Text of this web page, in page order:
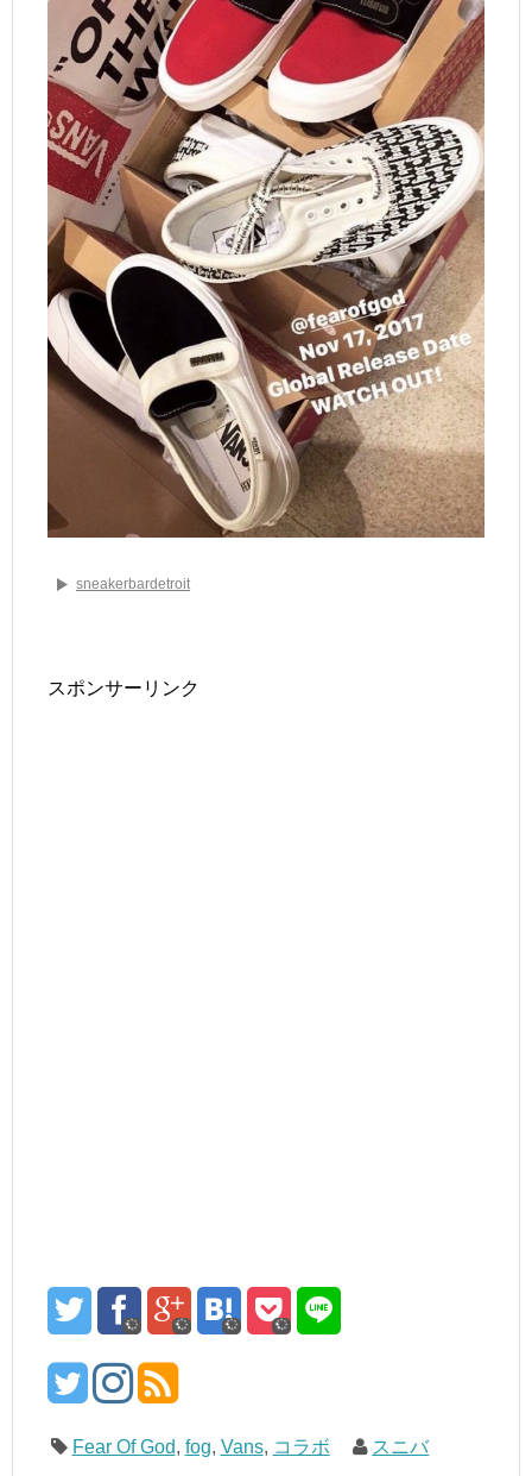
sneakerbardetroit
スポンサーリンク
Fear Of God, fog, Vans, コラボ スニバ